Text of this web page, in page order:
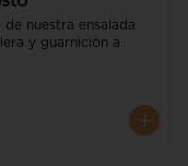
nuestra ensalada
y guarnición a